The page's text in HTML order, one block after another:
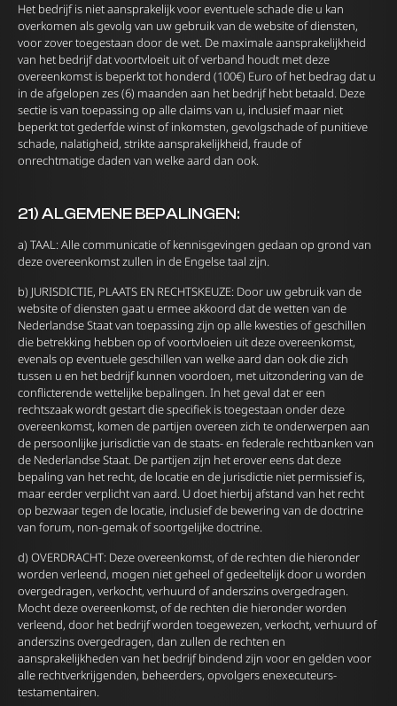
Het bedrijf is niet aansprakelijk voor eventuele schade die u kan
overkomen als gevolg van uw gebruik van de website of diensten,
voor zover toegestaan ​​door de wet. De maximale aansprakelijkheid
van het bedrijf dat voortvloeit uit of verband houdt met deze
overeenkomst is beperkt tot honderd (100€) Euro of het bedrag dat u
in de afgelopen zes (6) maanden aan het bedrijf hebt betaald. Deze
sectie is van toepassing op alle claims van u, inclusief maar niet
beperkt tot gederfde winst of inkomsten, gevolgschade of punitieve
schade, nalatigheid, strikte aansprakelijkheid, fraude of
onrechtmatige daden van welke aard dan ook.
21) ALGEMENE BEPALINGEN:
a) TAAL: Alle communicatie of kennisgevingen gedaan op grond van
deze overeenkomst zullen in de Engelse taal zijn.
b) JURISDICTIE, PLAATS EN RECHTSKEUZE: Door uw gebruik van de
website of diensten gaat u ermee akkoord dat de wetten van de
Nederlandse Staat van toepassing zijn op alle kwesties of geschillen
die betrekking hebben op of voortvloeien uit deze overeenkomst,
evenals op eventuele geschillen van welke aard dan ook die zich
tussen u en het bedrijf kunnen voordoen, met uitzondering van de
conflicterende wettelijke bepalingen. In het geval dat er een
rechtszaak wordt gestart die specifiek is toegestaan ​​onder deze
overeenkomst, komen de partijen overeen zich te onderwerpen aan
de persoonlijke jurisdictie van de staats- en federale rechtbanken van
de Nederlandse Staat. De partijen zijn het erover eens dat deze
bepaling van het recht, de locatie en de jurisdictie niet permissief is,
maar eerder verplicht van aard. U doet hierbij afstand van het recht
op bezwaar tegen de locatie, inclusief de bewering van de doctrine
van forum, non-gemak of soortgelijke doctrine.
d) OVERDRACHT: Deze overeenkomst, of de rechten die hieronder
worden verleend, mogen niet geheel of gedeeltelijk door u worden
overgedragen, verkocht, verhuurd of anderszins overgedragen.
Mocht deze overeenkomst, of de rechten die hieronder worden
verleend, door het bedrijf worden toegewezen, verkocht, verhuurd of
anderszins overgedragen, dan zullen de rechten en
aansprakelijkheden van het bedrijf bindend zijn voor en gelden voor
alle rechtverkrijgenden, beheerders, opvolgers enexecuteurs-
testamentairen.